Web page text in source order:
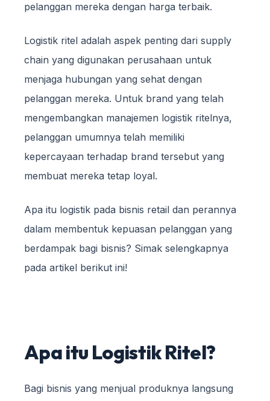
pelanggan mereka dengan harga terbaik.
Logistik ritel adalah aspek penting dari supply
chain yang digunakan perusahaan untuk
menjaga hubungan yang sehat dengan
pelanggan mereka. Untuk brand yang telah
mengembangkan manajemen logistik ritelnya,
pelanggan umumnya telah memiliki
kepercayaan terhadap brand tersebut yang
membuat mereka tetap loyal.
Apa itu logistik pada bisnis retail dan perannya
dalam membentuk kepuasan pelanggan yang
berdampak bagi bisnis? Simak selengkapnya
pada artikel berikut ini!
Apa itu Logistik Ritel?
Bagi bisnis yang menjual produknya langsung